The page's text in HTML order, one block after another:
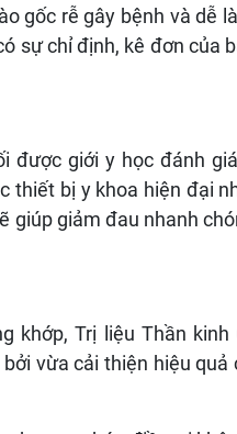
gốc rễ gây bệnh và dễ
sự chỉ định, kê đơn của
được giới y học đánh
thiết bị y khoa hiện đại
giúp giảm đau nhanh
khớp, Trị liệu Thần
vừa cải thiện hiệu